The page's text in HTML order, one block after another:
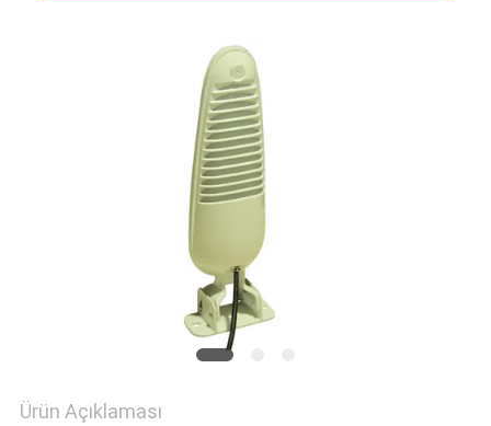
Ürün Açıklaması